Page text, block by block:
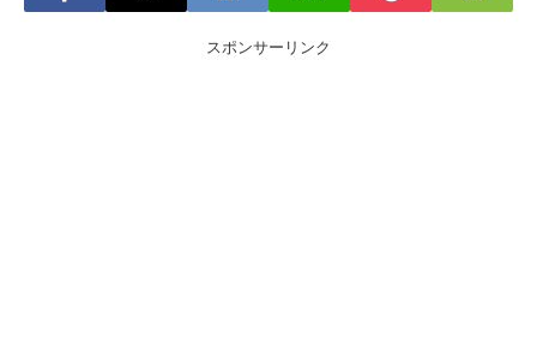
スポンサーリンク